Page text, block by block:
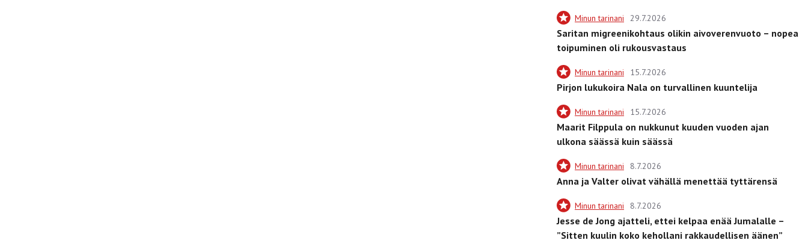
Minun tarinani 29.7.2026
Saritan migreenikohtaus olikin aivoverenvuoto – nopea
toipuminen oli rukousvastaus
Minun tarinani 15.7.2026
Pirjon lukukoira Nala on turvallinen kuuntelija
Minun tarinani 15.7.2026
Maarit Filppula on nukkunut kuuden vuoden ajan
ulkona säässä kuin säässä
Minun tarinani 8.7.2026
Anna ja Valter olivat vähällä menettää tyttärensä
Minun tarinani 8.7.2026
Jesse de Jong ajatteli, ettei kelpaa enää Jumalalle –
”Sitten kuulin koko kehollani rakkaudellisen äänen”